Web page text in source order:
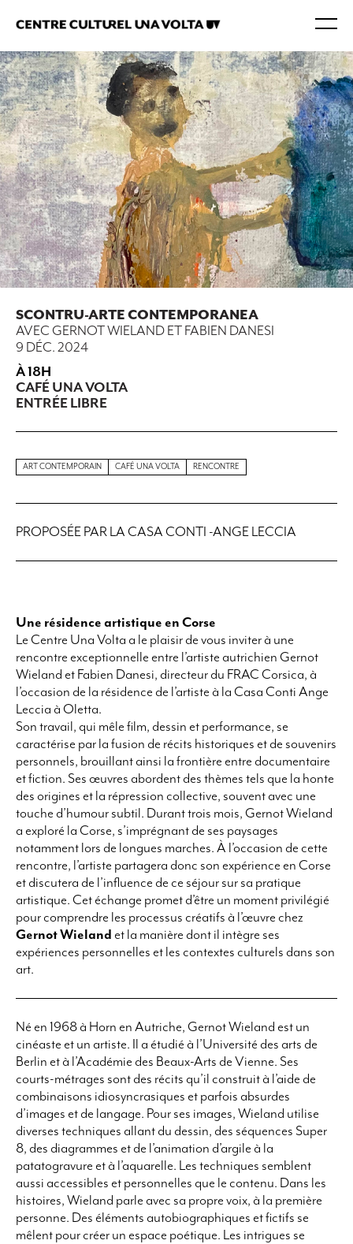
SCONTRU-ARTE CONTEMPORANEA
AVEC GERNOT WIELAND ET FABIEN DANESI
9 DÉC. 2024
À 18H
CAFÉ UNA VOLTA
ENTRÉE LIBRE
ART CONTEMPORAIN CAFÉ UNA VOLTA RENCONTRE
PROPOSÉE PAR LA CASA CONTI -ANGE LECCIA
Une résidence artistique en Corse
Le Centre Una Volta a le plaisir de vous inviter à une
rencontre exceptionnelle entre l’artiste autrichien Gernot
Wieland et Fabien Danesi, directeur du FRAC Corsica, à
l’occasion de la résidence de l’artiste à la Casa Conti Ange
Leccia à Oletta.
Son travail, qui mêle film, dessin et performance, se
caractérise par la fusion de récits historiques et de souvenirs
personnels, brouillant ainsi la frontière entre documentaire
et fiction. Ses œuvres abordent des thèmes tels que la honte
des origines et la répression collective, souvent avec une
touche d’humour subtil. Durant trois mois, Gernot Wieland
a exploré la Corse, s’imprégnant de ses paysages
notamment lors de longues marches. À l’occasion de cette
rencontre, l’artiste partagera donc son expérience en Corse
et discutera de l’influence de ce séjour sur sa pratique
artistique. Cet échange promet d’être un moment privilégié
pour comprendre les processus créatifs à l’œuvre chez
Gernot Wieland et la manière dont il intègre ses
expériences personnelles et les contextes culturels dans son
art.
Né en 1968 à Horn en Autriche, Gernot Wieland est un
cinéaste et un artiste. Il a étudié à l’Université des arts de
Berlin et à l’Académie des Beaux-Arts de Vienne. Ses
courts-métrages sont des récits qu’il construit à l’aide de
combinaisons idiosyncrasiques et parfois absurdes
d’images et de langage. Pour ses images, Wieland utilise
diverses techniques allant du dessin, des séquences Super
8, des diagrammes et de l’animation d’argile à la
patatogravure et à l’aquarelle. Les techniques semblent
aussi accessibles et personnelles que le contenu. Dans les
histoires, Wieland parle avec sa propre voix, à la première
personne. Des éléments autobiographiques et fictifs se
mêlent pour créer un espace poétique. Les intrigues se